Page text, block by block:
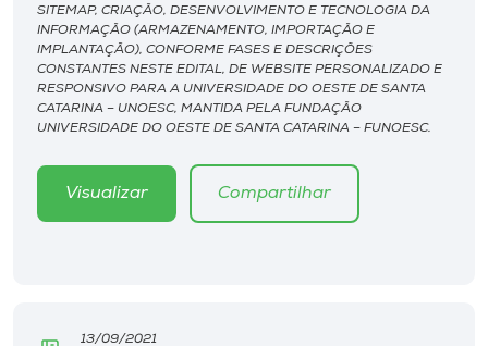
Selecione
o idioma
SITEMAP, CRIAÇÃO, DESENVOLVIMENTO E TECNOLOGIA DA
INFORMAÇÃO (ARMAZENAMENTO, IMPORTAÇÃO E
IMPLANTAÇÃO), CONFORME FASES E DESCRIÇÕES
CONSTANTES NESTE EDITAL, DE WEBSITE PERSONALIZADO E
RESPONSIVO PARA A UNIVERSIDADE DO OESTE DE SANTA
CATARINA – UNOESC, MANTIDA PELA FUNDAÇÃO
UNIVERSIDADE DO OESTE DE SANTA CATARINA – FUNOESC.
Visualizar Compartilhar
13/09/2021